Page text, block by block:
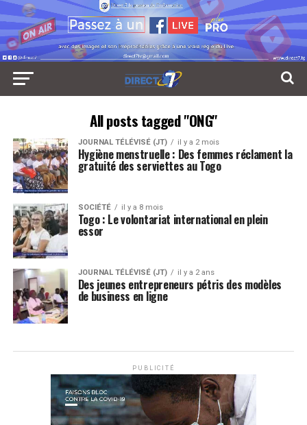
All posts tagged "ONG"
JOURNAL TÉLÉVISÉ (JT) il y a 2 mois
Hygiène menstruelle : Des femmes réclament la
gratuité des serviettes au Togo
SOCIÉTÉ il y a 8 mois
Togo : Le volontariat international en plein
essor
JOURNAL TÉLÉVISÉ (JT) il y a 2 ans
Des jeunes entrepreneurs pétris des modèles
de business en ligne
PUBLICITÉ